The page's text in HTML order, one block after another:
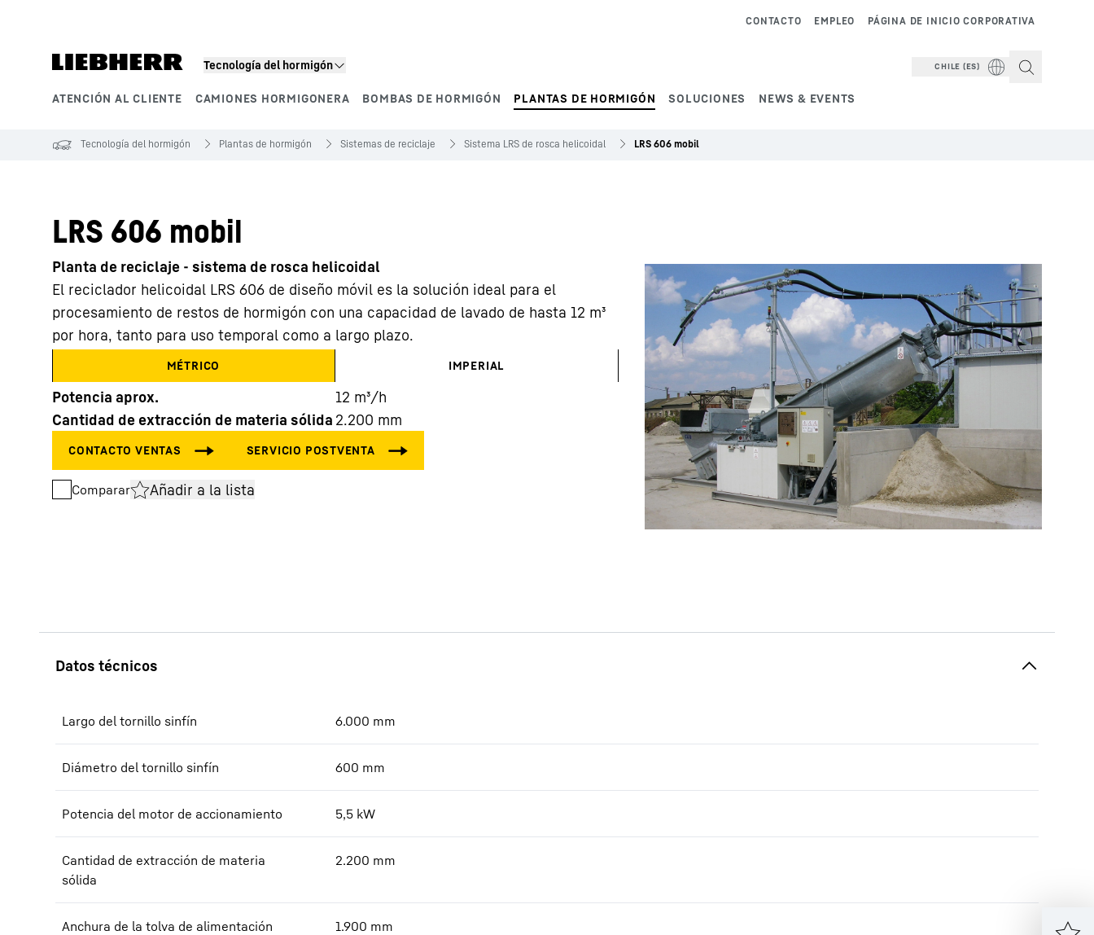
Tecnología del hormigón
ATENCIÓN AL CLIENTE CAMIONES HORMIGONERA BOMBAS DE HORMIGÓN PLANTAS DE HORMIGÓN SOLUCIONES NEWS & EVENTS
PÁGINA DE INICIO CORPORATIVA
EMPLEO
CONTACTO
CHILE (ES)
Carreras en Liebherr
Tecnología del hormigón Plantas de hormigón Sistemas de reciclaje Sistema LRS de rosca helicoidal LRS 606 mobil
LRS 606 mobil
Planta de reciclaje - sistema de rosca helicoidal
El reciclador helicoidal LRS 606 de diseño móvil es la solución ideal para el
procesamiento de restos de hormigón con una capacidad de lavado de hasta 12 m³
por hora, tanto para uso temporal como a largo plazo.
MÉTRICO IMPERIAL
Potencia aprox. 12 m³/h
Cantidad de extracción de materia sólida 2.200 mm
Comparar Añadir a la lista
Largo del tornillo sinfín 6.000 mm
Diámetro del tornillo sinfín 600 mm
Potencia del motor de accionamiento 5,5 kW
Cantidad de extracción de materia
sólida
2.200 mm
Anchura de la tolva de alimentación 1.900 mm